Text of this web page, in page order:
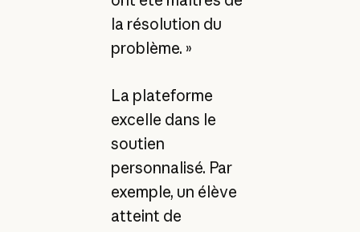
la résolution du
problème. »
La plateforme
excelle dans le
soutien
personnalisé. Par
exemple, un élève
atteint de